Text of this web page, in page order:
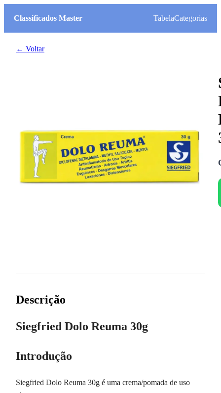
Classificados Master TabelaCategorias
← Voltar
Descrição
Siegfried Dolo Reuma 30g
Introdução
Siegfried Dolo Reuma 30g é uma crema/pomada de uso